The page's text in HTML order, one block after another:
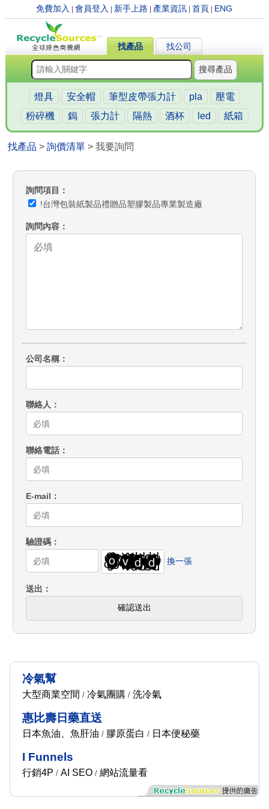
免費加入 |會員登入 新手上路 產業資訊 |首頁 ENG
找產品 找公司
搜尋產品
燈具 安全帽 筆型皮帶張力計 pla
壓電
粉碎機
鎢 張力計 隔熱 酒杯 led 紙箱
找產品 >詢價清單 > 我要詢問
詢問項目
!台灣包裝紙製品禮贈品塑膠製品專業製造廠
詢問內容
公司名稱
聯絡人
聯絡電話
E-mail
驗證碼
換一張
送出
確認送出
冷氣幫
大型商業空間 / 冷氣團購/ 洗冷氣
惠比壽日藥直送
日本魚油、魚肝油 / 膠原蛋白 / 日本便秘藥
I Funnels
行銷4P / AI SEO/ 網站流量看